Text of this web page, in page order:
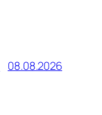
08.08.2026